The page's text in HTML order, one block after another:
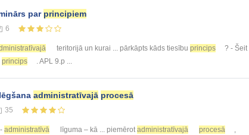
par principiem
6
teritorijā un kurai ... pārkāpts kāds tiesību princips
? - Šeit
princips . APL 9.p ...
administratīvajā procesā
35
administratīvā līguma – kā ... piemērotadministratīvajā procesā
,